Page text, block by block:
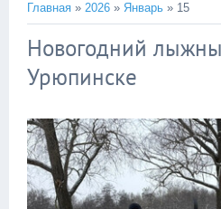
Главная » 2026 » Январь » 15
Новогодний
Урюпинске